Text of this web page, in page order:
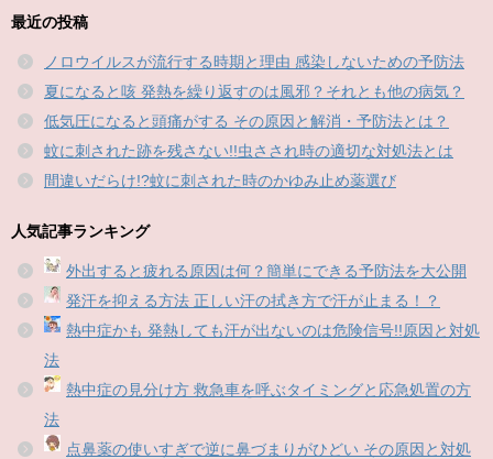
最近の投稿
ノロウイルスが流行する時期と理由 感染しないための予防法
夏になると咳 発熱を繰り返すのは風邪？それとも他の病気？
低気圧になると頭痛がする その原因と解消・予防法とは？
蚊に刺された跡を残さない!!虫さされ時の適切な対処法とは
間違いだらけ!?蚊に刺された時のかゆみ止め薬選び
人気記事ランキング
外出すると疲れる原因は何？簡単にできる予防法を大公開
発汗を抑える方法 正しい汗の拭き方で汗が止まる！？
熱中症かも 発熱しても汗が出ないのは危険信号!!原因と対処
法
熱中症の見分け方 救急車を呼ぶタイミングと応急処置の方
法
点鼻薬の使いすぎで逆に鼻づまりがひどい その原因と対処